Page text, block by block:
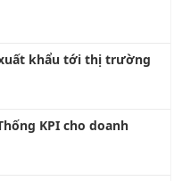
khẩu tới thị trường
KPI cho doanh